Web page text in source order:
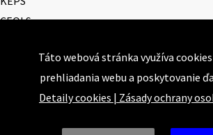
CEQLS
Cena Ernesta Valka
Študentská esej
Deň daňového odbremenenia
Táto webová stránka využíva
prehliadania webu a poskytovanie
Detaily cookies | Zásady ochrany